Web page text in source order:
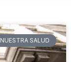
NUESTRA SALUD